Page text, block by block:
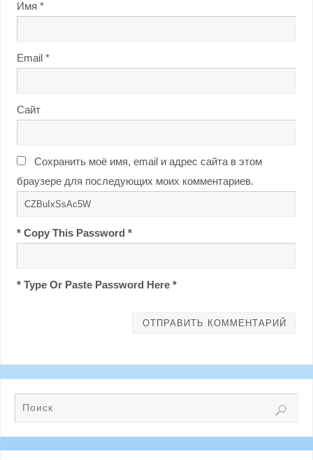
Имя *
Email *
Сайт
Сохранить моё имя, email и адрес сайта в этом
браузере для последующих моих комментариев.
* Copy This Password *
* Type Or Paste Password Here *